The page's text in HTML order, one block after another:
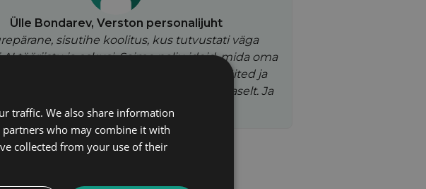
Ülle Bondarev, Verston personalijuht
sisutihe koolitus, kus tutvustati väga
tööriistu ja oskusi. Saime palju ideid, mida oma
arendada ja rakendada. Praktilised näited ja
toetasid teoreetilist osa suurepäraselt. Ja
loomulikult – suurepärane koolitaja!”
traffic. We also share information
who may combine it with
collected from your use of their